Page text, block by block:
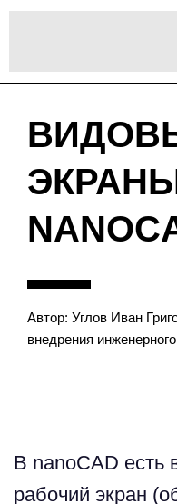
Автор: Углов Иван
внедрения
В nanoCAD есть
рабочий экран